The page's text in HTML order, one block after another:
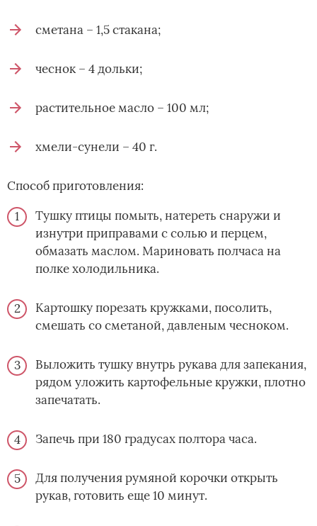
сметана – 1,5 стакана;
чеснок – 4 дольки;
растительное масло – 100 мл;
хмели-сунели – 40 г.
Способ приготовления:
Тушку птицы помыть, натереть снаружи и
изнутри приправами с солью и перцем,
обмазать маслом. Мариновать полчаса на
полке холодильника.
Картошку порезать кружками, посолить,
смешать со сметаной, давленым чесноком.
Выложить тушку внутрь рукава для запекания,
рядом уложить картофельные кружки, плотно
запечатать.
Запечь при 180 градусах полтора часа.
Для получения румяной корочки открыть
рукав, готовить еще 10 минут.